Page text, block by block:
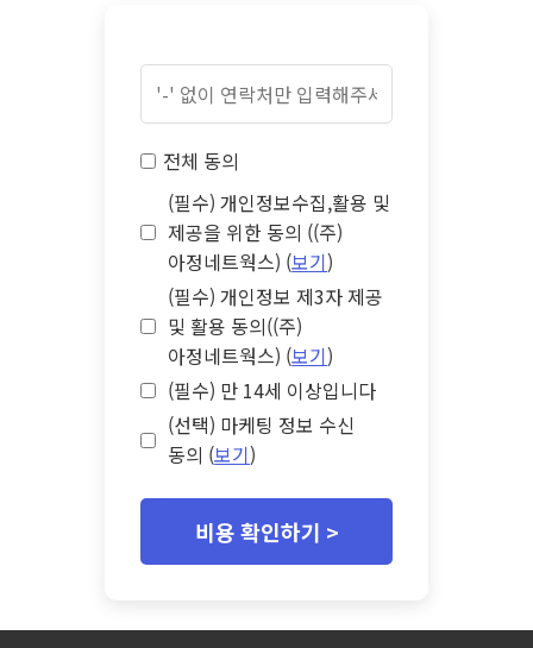
전체 동의
(필수) 개인정보수집,활용 및
제공을 위한 동의 ((주)
아정네트웍스) (보기)
(필수) 개인정보 제3자 제공
및 활용 동의((주)
아정네트웍스) (보기)
(필수) 만 14세 이상입니다
(선택) 마케팅 정보 수신
동의 (보기)
비용 확인하기 >